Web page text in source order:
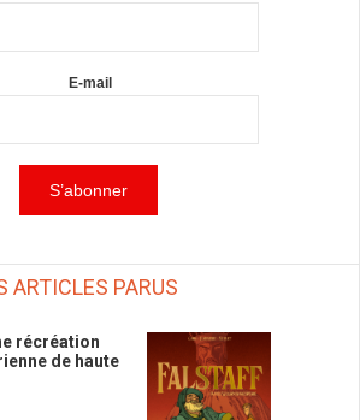
E-mail
ARTICLES PARUS
récréation
de haute